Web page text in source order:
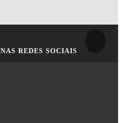
NAS REDES SOCIAIS